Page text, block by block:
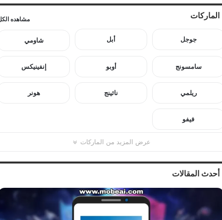
الماركات مشاهده
جوجل أبل شاومي
سامسونج أوبو إنفينيكس
ريلمي ناثينج هونر
فيفو
عرض المزيد من الماركات
أحدث المقالات